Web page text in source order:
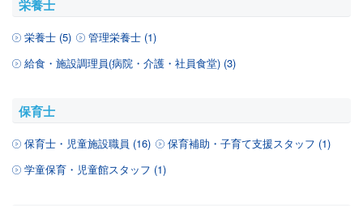
栄養士
栄養士 (5)
管理栄養士 (1)
給食・施設調理員(病院・介護・社員食堂) (3)
保育士
保育士・児童施設職員 (16)
保育補助・子育て支援スタッフ (1)
学童保育・児童館スタッフ (1)